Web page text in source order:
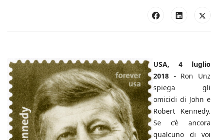
USA, 4 luglio
2018 - Ron Unz
spiega gli
omicidi di John e
Robert Kennedy.
Se c’è ancora
qualcuno di voi